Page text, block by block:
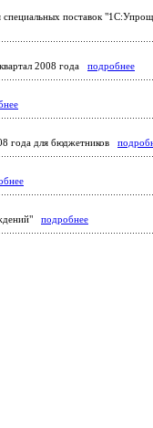
поставок
2008 года подробнее
года для бюджетников
подробнее